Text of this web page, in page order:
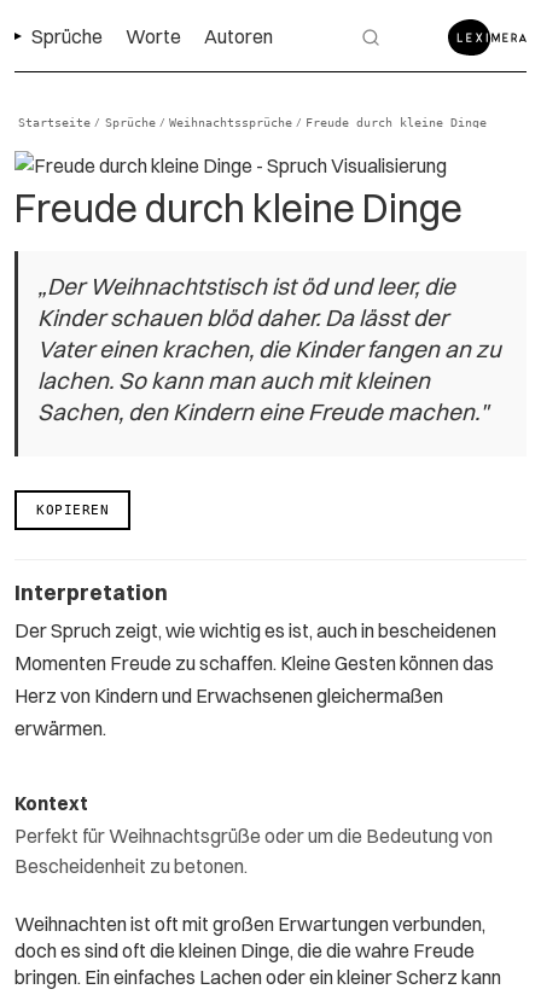
Sprüche Worte Autoren
Startseite / Sprüche / Weihnachtssprüche / Freude durch kleine Dinge
Freude durch kleine Dinge
„Der Weihnachtstisch ist öd und leer, die
Kinder schauen blöd daher. Da lässt der
Vater einen krachen, die Kinder fangen an zu
lachen. So kann man auch mit kleinen
Sachen, den Kindern eine Freude machen."
KOPIEREN
Interpretation
Der Spruch zeigt, wie wichtig es ist, auch in bescheidenen
Momenten Freude zu schaffen. Kleine Gesten können das
Herz von Kindern und Erwachsenen gleichermaßen
erwärmen.
Kontext
Perfekt für Weihnachtsgrüße oder um die Bedeutung von
Bescheidenheit zu betonen.
Weihnachten ist oft mit großen Erwartungen verbunden,
doch es sind oft die kleinen Dinge, die die wahre Freude
bringen. Ein einfaches Lachen oder ein kleiner Scherz kann